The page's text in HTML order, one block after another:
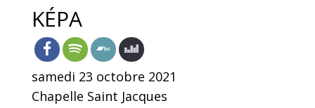
KÉPA
samedi 23 octobre 2021
Chapelle Saint Jacques